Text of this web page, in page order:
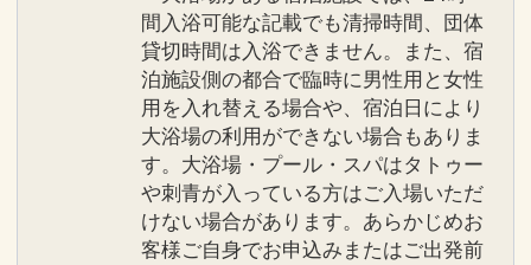
間入浴可能な記載でも清掃時間、団体
貸切時間は入浴できません。また、宿
泊施設側の都合で臨時に男性用と女性
用を入れ替える場合や、宿泊日により
大浴場の利用ができない場合もありま
す。大浴場・プール・スパはタトゥー
や刺青が入っている方はご入場いただ
けない場合があります。あらかじめお
客様ご自身でお申込みまたはご出発前